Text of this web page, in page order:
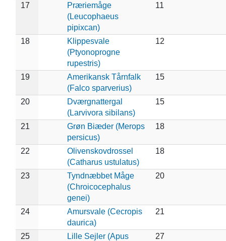
17
Præriemåge
(Leucophaeus
pipixcan)
11
18
Klippesvale
(Ptyonoprogne
rupestris)
12
19
Amerikansk Tårnfalk
(Falco sparverius)
15
20
Dværgnattergal
(Larvivora sibilans)
15
21
Grøn Biæder (Merops
persicus)
18
22
Olivenskovdrossel
(Catharus ustulatus)
18
23
Tyndnæbbet Måge
(Chroicocephalus
genei)
20
24
Amursvale (Cecropis
daurica)
21
25
Lille Sejler (Apus
27